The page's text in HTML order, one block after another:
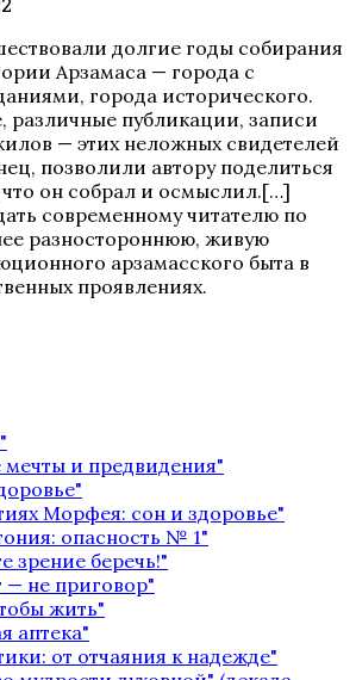
долгие годы собирания
Арзамаса — города с
города исторического.
различные публикации, записи
— этих неложных свидетелей
позволили автору поделиться
он собрал и осмыслил.[…]
современному читателю по
разностороннюю, живую
арзамасского быта в
проявлениях.
мечты и предвидения"
Морфея: сон и здоровье"
опасность № 1"
зрение беречь!"
— не приговор"
жить"
аптека"
от отчаяния к надежде"